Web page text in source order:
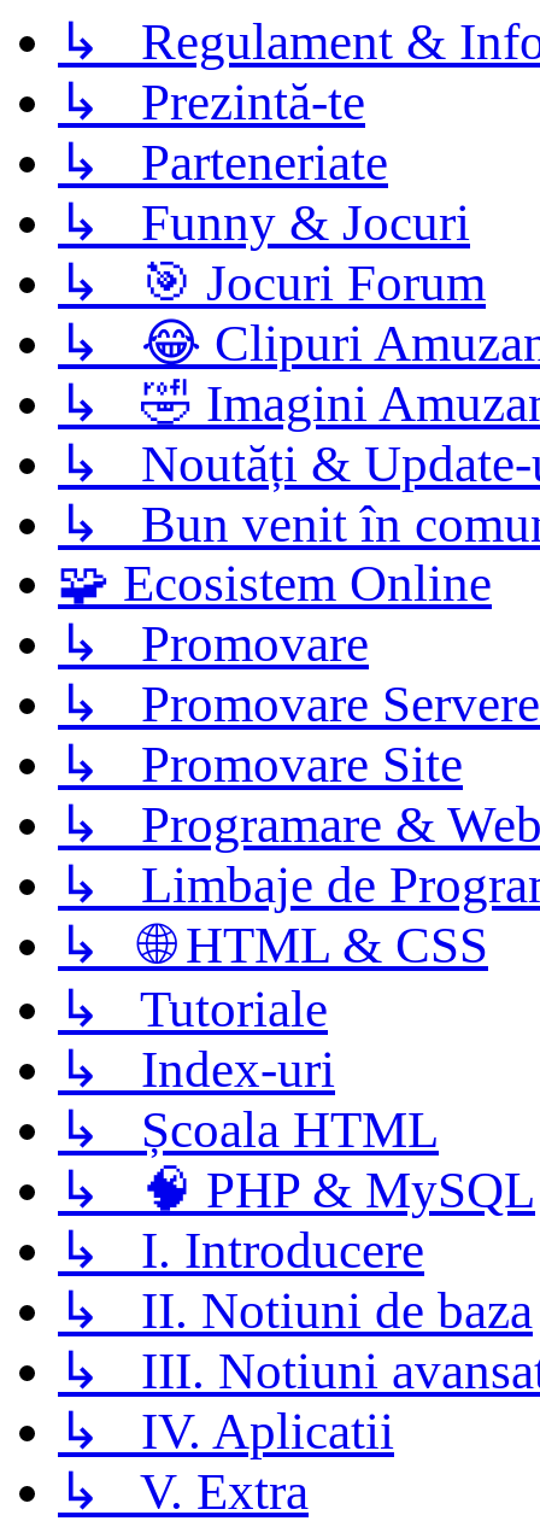
↳ Regulament &
↳ Prezintă-te
↳ Parteneriate
↳ Funny & Jocuri
↳ 🎯 Jocuri Forum
↳ 😂 Clipuri
↳ 🤣 Imagini
↳ Noutăți &
↳ Bun venit în
🧩 Ecosistem Online
↳ Promovare
↳ Promovare Servere
↳ Promovare Site
↳ Programare &
↳ Limbaje de
↳ 🌐 HTML & CSS
↳ Tutoriale
↳ Index-uri
↳ Școala HTML
↳ 🧠 PHP & MySQL
↳ I. Introducere
↳ II. Notiuni de baza
↳ III. Notiuni
↳ IV. Aplicatii
↳ V. Extra